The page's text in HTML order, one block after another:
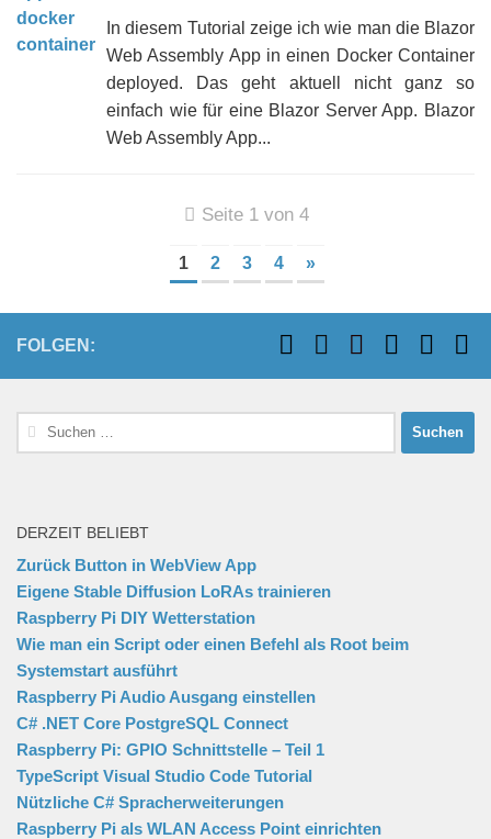
In diesem Tutorial zeige ich wie man die Blazor
Web Assembly App in einen Docker Container
deployed. Das geht aktuell nicht ganz so
einfach wie für eine Blazor Server App. Blazor
Web Assembly App...
Seite 1 von 4
1 2 3 4 »
FOLGEN:
Suchen
nach:
DERZEIT BELIEBT
Zurück Button in WebView App
Eigene Stable Diffusion LoRAs trainieren
Raspberry Pi DIY Wetterstation
Wie man ein Script oder einen Befehl als Root beim
Systemstart ausführt
Raspberry Pi Audio Ausgang einstellen
C# .NET Core PostgreSQL Connect
Raspberry Pi: GPIO Schnittstelle – Teil 1
TypeScript Visual Studio Code Tutorial
Nützliche C# Spracherweiterungen
Raspberry Pi als WLAN Access Point einrichten